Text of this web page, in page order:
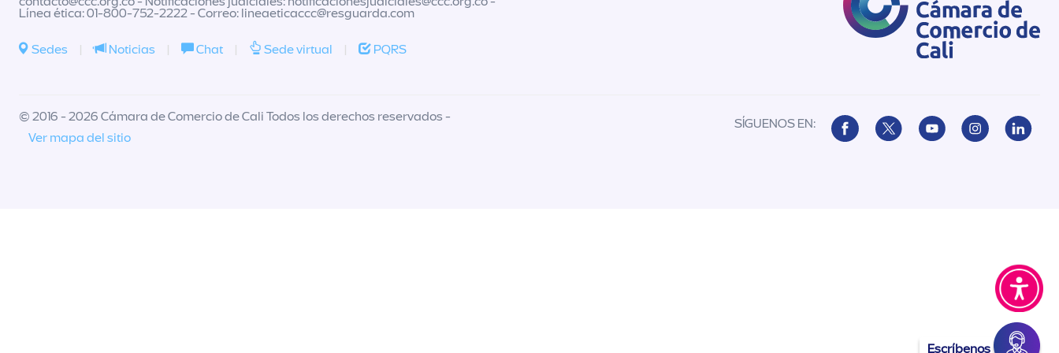
Escríbenos
Línea ética: 01-800-752-2222 - Correo: lineaeticaccc@resguarda.com
Sedes | Noticias | Chat | Sede virtual | PQRS
© 2016 - 2026 Cámara de Comercio de Cali Todos los derechos reservados -
Ver mapa del sitio
SÍGUENOS EN: